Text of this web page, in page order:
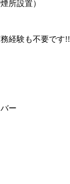
所設置）
経験も不要です!!
ー